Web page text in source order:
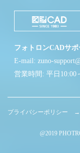
フォトロンCADサ
E-mail: zuno-
営業時間: 平日10:00
プライバシーポリシー →
@2019